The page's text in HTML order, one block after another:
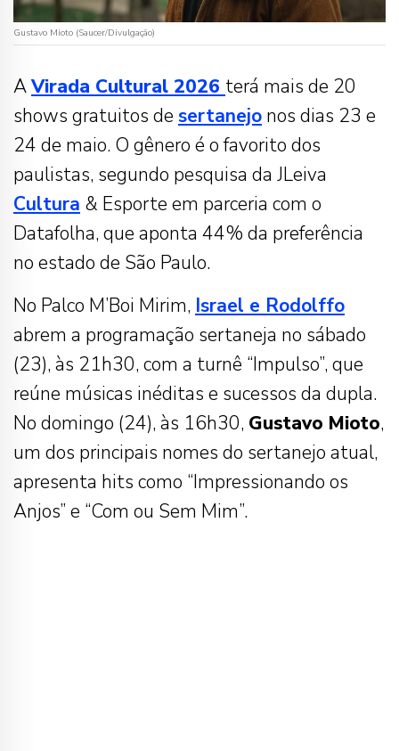
Gustavo Mioto (Saucer/Divulgação)
AVirada Cultural 2026 terá mais de 20
shows gratuitos de sertanejo nos dias 23 e
24 de maio. O gênero é o favorito dos
paulistas, segundo pesquisa da JLeiva
Cultura & Esporte em parceria com o
Datafolha, que aponta 44% da preferência
no estado de São Paulo.
No Palco M’Boi Mirim, Israel e Rodolffo
abrem a programação sertaneja no sábado
(23), às 21h30, com a turnê “Impulso”, que
reúne músicas inéditas e sucessos da dupla.
No domingo (24), às 16h30, Gustavo Mioto,
um dos principais nomes do sertanejo atual,
apresenta hits como “Impressionando os
Anjos” e “Com ou Sem Mim”.